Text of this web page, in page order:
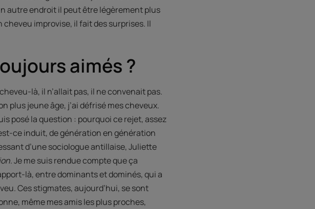
autre endroit il peut être légèrement plus
cheveu improvise, il fait des surprises. Il
aimés ?
là, il n’allait pas, il ne convenait pas.
plus jeune âge, j’ai défrisé mes cheveux.
posé la question : pourquoi ce rejet, assez
ce induit, de génération en génération
d’une sociologue antillaise, Juliette
. Je me suis rendue compte que ça
là, entre dominants et dominés, qui a
Ces stigmates, aujourd’hui, se sont
même mes amis les plus proches,